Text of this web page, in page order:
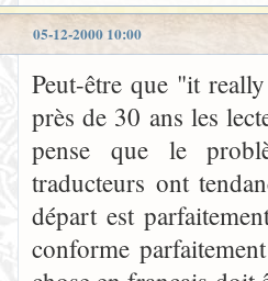
05-12-2000 10:00
Peut-être que "it
près de 30 ans les
pense que le
traducteurs ont
départ est
conforme